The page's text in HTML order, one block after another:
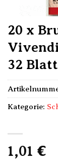
20 x
32 Blatt
1,01 €
Kategorie: